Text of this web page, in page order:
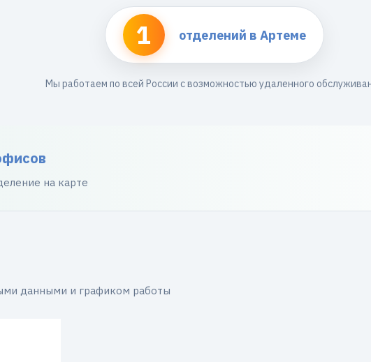
1 отделений в Артеме
Мы работаем по всей России с возможностью удаленного
на карте
данными и графиком работы